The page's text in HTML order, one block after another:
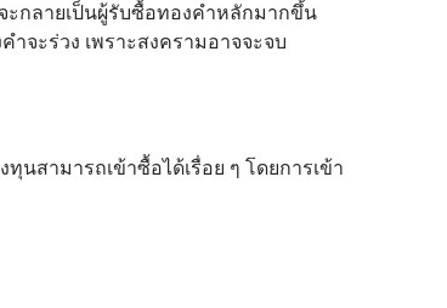
ะกลายเป็นผู้รับซื้อทองคำหลักมากขึ้น
ำจะร่วง เพราะสงครามอาจจะจบ
ทุนสามารถเข้าซื้อได้เรื่อย ๆ โดยการเข้า